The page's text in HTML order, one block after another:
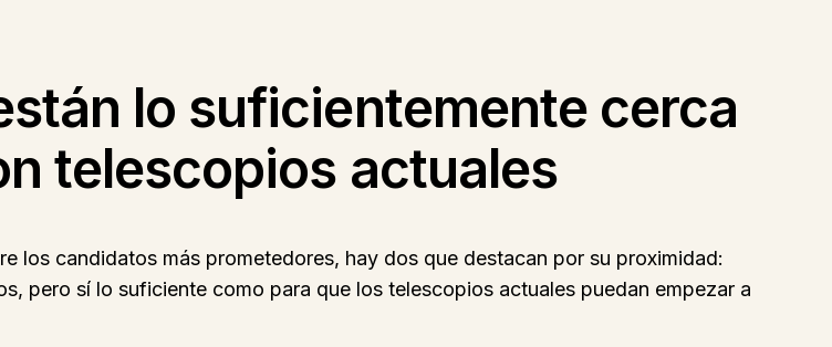
lo suficientemente cerca
telescopios actuales
los candidatos más prometedores, hay dos que destacan por su proximidad:
pero sí lo suficiente como para que los telescopios actuales puedan empezar a